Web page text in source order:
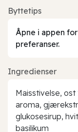
Byttetips
Åpne i appen
preferanser.
Ingredienser
Maisstivelse, ost
aroma,
glukosesirup,
basilikum